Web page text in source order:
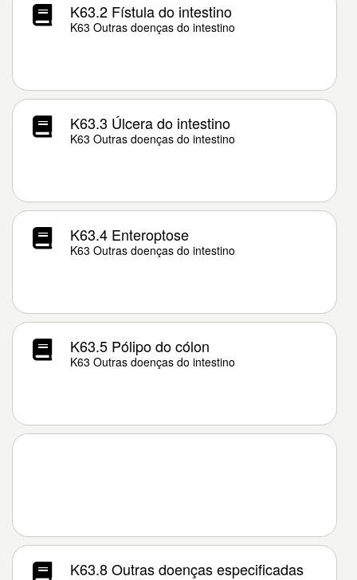
K63.2 Fístula do intestino
K63 Outras doenças do intestino
K63.3 Úlcera do intestino
K63 Outras doenças do intestino
K63.4 Enteroptose
K63 Outras doenças do intestino
K63.5 Pólipo do cólon
K63 Outras doenças do intestino
K63.8 Outras doenças especificadas